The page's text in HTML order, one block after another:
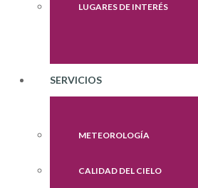
LUGARES DE INTERÉS
SERVICIOS
METEOROLOGÍA
CALIDAD DEL CIELO